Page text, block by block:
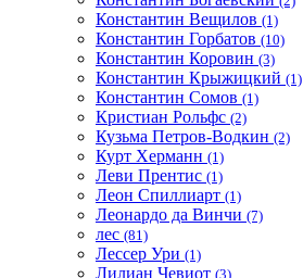
Константин Вещилов (1)
Константин Горбатов (10)
Константин Коровин (3)
Константин Крыжицкий (1)
Константин Сомов (1)
Кристиан Рольфс (2)
Кузьма Петров-Водкин (2)
Курт Херманн (1)
Леви Прентис (1)
Леон Спиллиарт (1)
Леонардо да Винчи (7)
лес (81)
Лессер Ури (1)
Лилиан Чевиот (3)